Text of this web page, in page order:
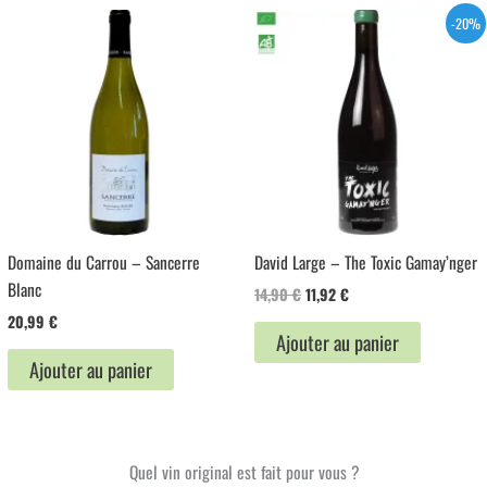
Domaine du Carrou – Sancerre
Blanc
20,99 €
Ajouter au panier
-20%
David Large – The Toxic Gamay’nger
14,90€Le
initial
était :
14,90 €.
11,92€Le
actuel
est :
11,92 €.
Ajouter au panier
Quel vin original est fait pour vous ?